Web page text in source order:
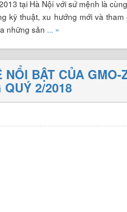
tại Hà Nội với sứ mệnh là
kỹ thuật, xu hướng mới và
những sản ... »
BẬT CỦA GMO-
2/2018